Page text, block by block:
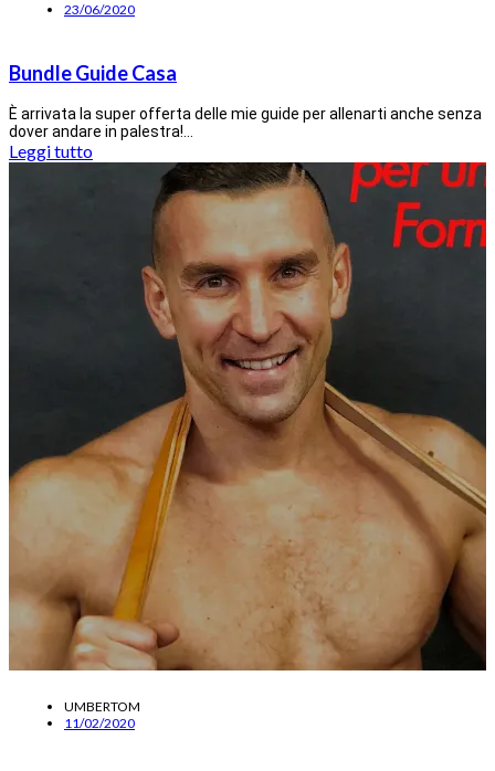
23/06/2020
Bundle Guide Casa
È arrivata la super offerta delle mie guide per allenarti anche senza
dover andare in palestra!…
Leggi tutto
UMBERTOM
11/02/2020